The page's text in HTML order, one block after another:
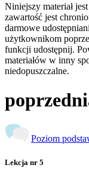
Niniejszy materiał
zawartość jest
darmowe
użytkownikom
funkcji udostępnij.
materiałów w inny
niedopuszczalne.
Poziom
Lekcja nr 5